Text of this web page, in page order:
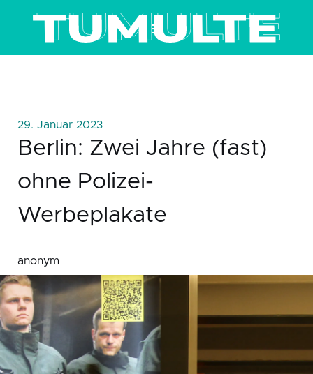
≡
29. Januar 2023
Berlin: Zwei Jahre (fast)
ohne Polizei-
Werbeplakate
anonym